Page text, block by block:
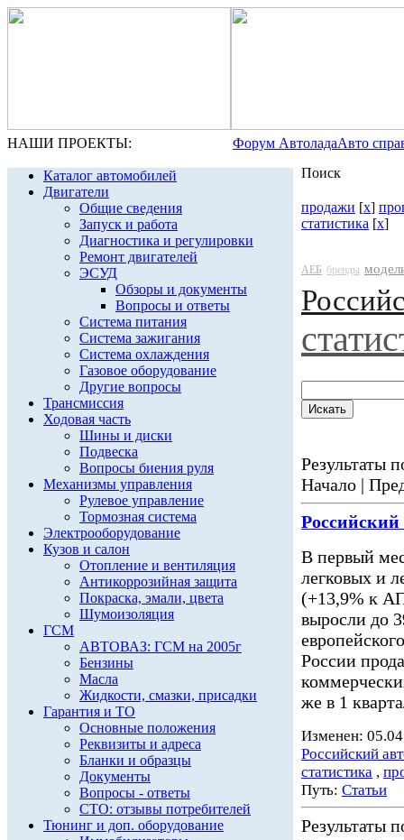
НАШИ ПРОЕКТЫ: Форум АвтоладаАвто
Каталог автомобилей
Двигатели
Общие сведения
Запуск и работа
Диагностика и регулировки
Ремонт двигателей
ЭСУД
Обзоры и документы
Вопросы и ответы
Система питания
Система зажигания
Система охлаждения
Газовое оборудование
Другие вопросы
Трансмиссия
Ходовая часть
Шины и диски
Подвеска
Вопросы биения руля
Механизмы управления
Рулевое управление
Тормозная система
Электрооборудование
Кузов и салон
Отопление и вентиляция
Антикоррозийная защита
Покраска, эмали, цвета
Шумоизоляция
ГСМ
АВТОВАЗ: ГСМ на 2005г
Бензины
Масла
Жидкости, смазки, присадки
Гарантия и ТО
Основные положения
Реквизиты и адреса
Бланки и образцы
Документы
Вопросы - ответы
СТО: отзывы потребителей
Тюнинг и доп. оборудование
Поиск
продажи [x]
статистика [x]
АЕБ бренды
Результаты
Начало |
В первый
легковых и
(+13,9% к
выросли до
России
же в 1
Изменен:
Российский
статистика ,
Путь: Статьи
Результаты